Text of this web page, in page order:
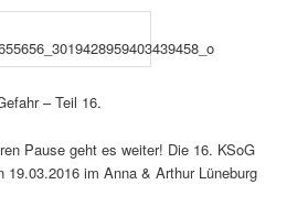
– Teil 16.
Pause geht es weiter! Die 16. KSoG
im Anna & Arthur Lüneburg